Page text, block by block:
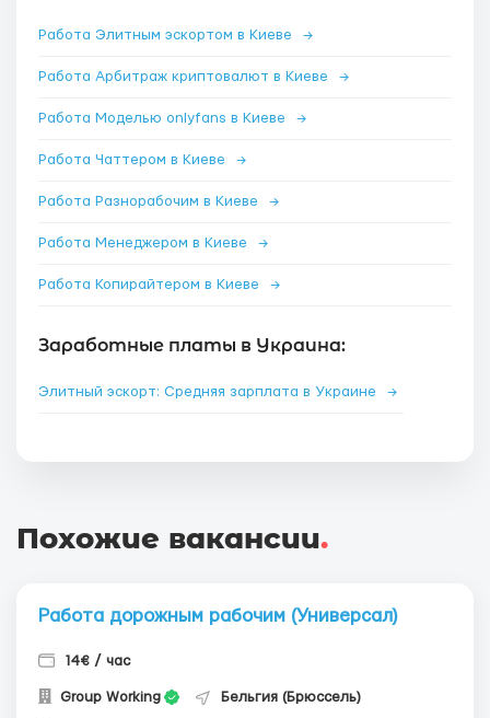
Работа Элитным эскортом в Киеве →
Работа Арбитраж криптовалют в Киеве →
Работа Моделью onlyfans в Киеве →
Работа Чаттером в Киеве →
Работа Разнорабочим в Киеве →
Работа Менеджером в Киеве →
Работа Копирайтером в Киеве →
Заработные платы в Украина:
Элитный эскорт: Средняя зарплата в Украине →
Похожие вакансии.
Работа дорожным рабочим (Универсал)
14€ / час
Group Working Бельгия (Брюссель)